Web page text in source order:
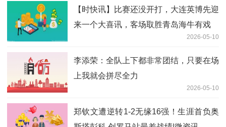
【时快讯】比赛还没开打，大连英博先迎
来一个大喜讯，客场取胜青岛海牛有戏
2026-05-10
李添荣：全队上下都非常团结，只要在场
上我就会拼尽全力
2026-05-10
郑钦文遭逆转1-2无缘16强！生涯首负奥